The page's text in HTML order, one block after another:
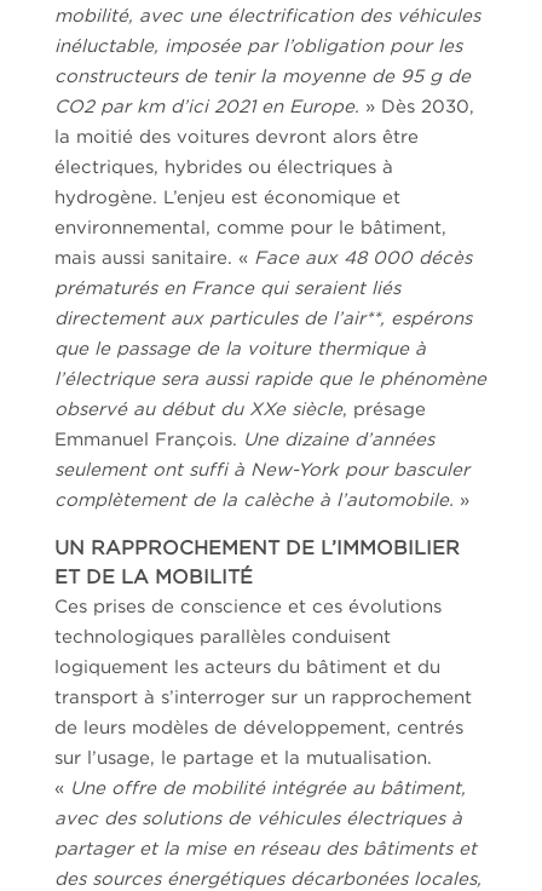
mobilité, avec une électrification des véhicules
inéluctable, imposée par l’obligation pour les
constructeurs de tenir la moyenne de 95 g de
CO2 par km d’ici 2021 en Europe. » Dès 2030,
la moitié des voitures devront alors être
électriques, hybrides ou électriques à
hydrogène. L’enjeu est économique et
environnemental, comme pour le bâtiment,
mais aussi sanitaire. « Face aux 48 000 décès
prématurés en France qui seraient liés
directement aux particules de l’air**, espérons
que le passage de la voiture thermique à
l’électrique sera aussi rapide que le phénomène
observé au début du XXesiècle, présage
Emmanuel François.
Une dizaine d’années
seulement ont suffi à New-York pour basculer
complètement de la calèche à l’automobile. »
UN RAPPROCHEMENT DE L’IMMOBILIER
ET DE LA MOBILITÉ
Ces prises de conscience et ces évolutions
technologiques parallèles conduisent
logiquement les acteurs du bâtiment et du
transport à s’interroger sur un rapprochement
de leurs modèles de développement, centrés
sur l’usage, le partage et la mutualisation.
« Une offre de mobilité intégrée au bâtiment,
avec des solutions de véhicules électriques à
partager et la mise en réseau des bâtiments et
des sources énergétiques décarbonées locales,